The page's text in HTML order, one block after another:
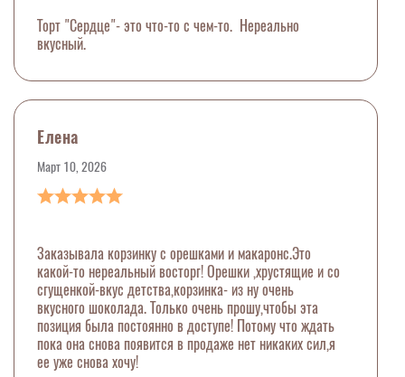
Торт "Сердце"- это что-то с чем-то. Нереально
вкусный.
Елена
Март 10, 2026
Заказывала корзинку с орешками и макаронс.Это
какой-то нереальный восторг! Орешки ,хрустящие и со
сгущенкой-вкус детства,корзинка- из ну очень
вкусного шоколада. Только очень прошу,чтобы эта
позиция была постоянно в доступе! Потому что ждать
пока она снова появится в продаже нет никаких сил,я
ее уже снова хочу!